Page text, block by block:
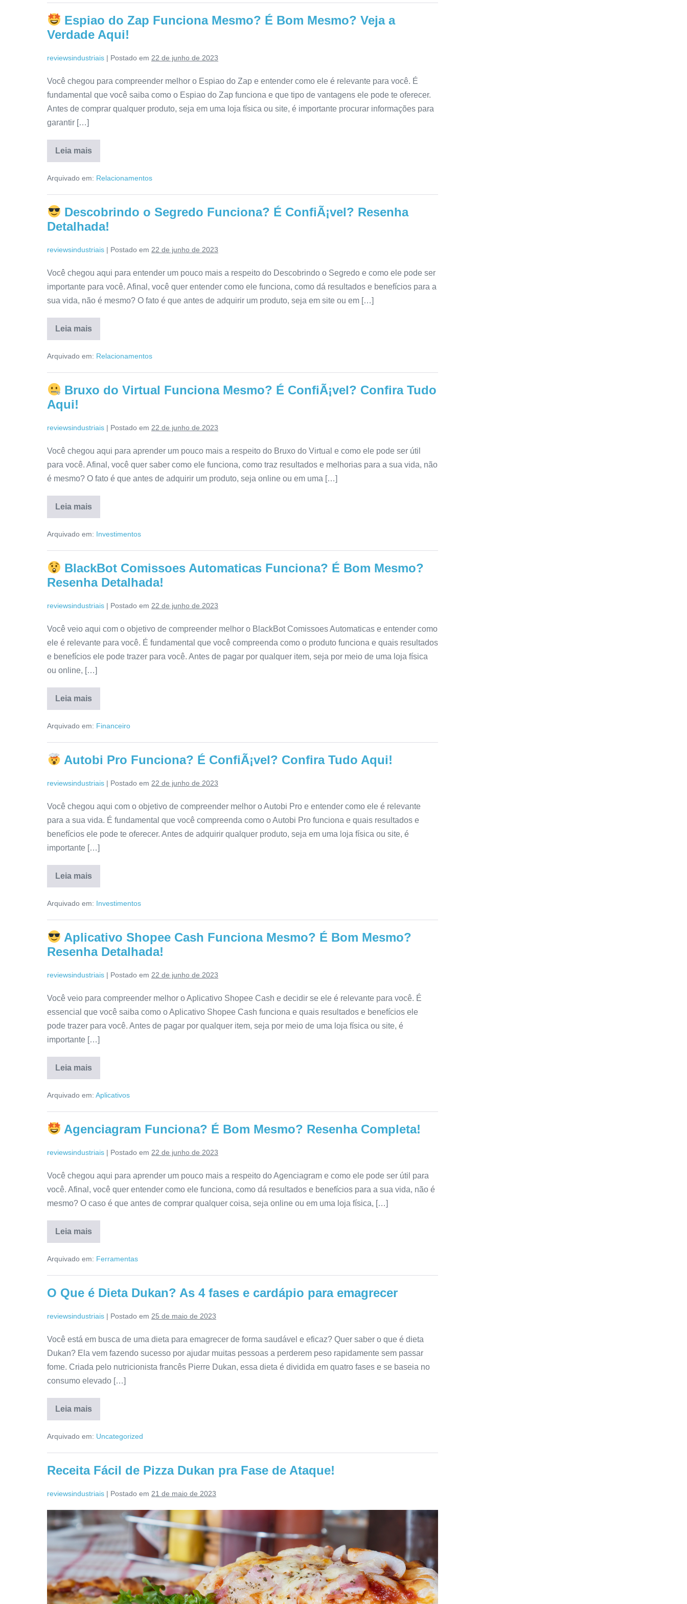
Mesmo?
a
Verdade
Aqui!
Espiao do Zap Funciona Mesmo? É Bom Mesmo? Veja a
Verdade Aqui!
reviewsindustriais | Postado em 22 de junho de 2023
Você chegou para compreender melhor o Espiao do Zap e entender como ele é relevante para você. É
fundamental que você saiba como o Espiao do Zap funciona e que tipo de vantagens ele pode te oferecer.
Antes de comprar qualquer produto, seja em uma loja física ou site, é importante procurar informações para
garantir […]
Leia mais
Espiao
Zap
Mesmo?
Bom
Mesmo?
Veja
Aqui!
Arquivado em: Relacionamentos
Descobrindo o Segredo Funciona? É ConfiÃ¡vel? Resenha
Detalhada!
reviewsindustriais | Postado em 22 de junho de 2023
Você chegou aqui para entender um pouco mais a respeito do Descobrindo o Segredo e como ele pode ser
importante para você. Afinal, você quer entender como ele funciona, como dá resultados e benefícios para a
sua vida, não é mesmo? O fato é que antes de adquirir um produto, seja em site ou em […]
Leia mais
Descobrindo
Segredo
É
Resenha
Detalhada!
Arquivado em: Relacionamentos
Bruxo do Virtual Funciona Mesmo? É ConfiÃ¡vel? Confira Tudo
Aqui!
reviewsindustriais | Postado em 22 de junho de 2023
Você chegou aqui para aprender um pouco mais a respeito do Bruxo do Virtual e como ele pode ser útil
para você. Afinal, você quer saber como ele funciona, como traz resultados e melhorias para a sua vida, não
é mesmo? O fato é que antes de adquirir um produto, seja online ou em uma […]
Leia mais
Bruxo
Virtual
Mesmo?
ConfiÃ¡vel?
Confira
Tudo
Arquivado em: Investimentos
BlackBot Comissoes Automaticas Funciona? É Bom Mesmo?
Resenha Detalhada!
reviewsindustriais | Postado em 22 de junho de 2023
Você veio aqui com o objetivo de compreender melhor o BlackBot Comissoes Automaticas e entender como
ele é relevante para você. É fundamental que você compreenda como o produto funciona e quais resultados
e benefícios ele pode trazer para você. Antes de pagar por qualquer item, seja por meio de uma loja física
ou online, […]
Leia mais
BlackBot
Automaticas
É
Mesmo?
Arquivado em: Financeiro
Autobi Pro Funciona? É ConfiÃ¡vel? Confira Tudo Aqui!
reviewsindustriais | Postado em 22 de junho de 2023
Você chegou aqui com o objetivo de compreender melhor o Autobi Pro e entender como ele é relevante
para a sua vida. É fundamental que você compreenda como o Autobi Pro funciona e quais resultados e
benefícios ele pode te oferecer. Antes de adquirir qualquer produto, seja em uma loja física ou site, é
importante […]
Leia mais
Autobi
Funciona?
ConfiÃ¡vel?
Tudo
Aqui!
Arquivado em: Investimentos
Aplicativo Shopee Cash Funciona Mesmo? É Bom Mesmo?
Resenha Detalhada!
reviewsindustriais | Postado em 22 de junho de 2023
Você veio para compreender melhor o Aplicativo Shopee Cash e decidir se ele é relevante para você. É
essencial que você saiba como o Aplicativo Shopee Cash funciona e quais resultados e benefícios ele
pode trazer para você. Antes de pagar por qualquer item, seja por meio de uma loja física ou site, é
importante […]
Leia mais
Aplicativo
Cash
Mesmo?
Bom
Mesmo?
Detalhada!
Arquivado em: Aplicativos
Agenciagram Funciona? É Bom Mesmo? Resenha Completa!
reviewsindustriais | Postado em 22 de junho de 2023
Você chegou aqui para aprender um pouco mais a respeito do Agenciagram e como ele pode ser útil para
você. Afinal, você quer entender como ele funciona, como dá resultados e benefícios para a sua vida, não é
mesmo? O caso é que antes de comprar qualquer coisa, seja online ou em uma loja física, […]
Leia mais
Agenciagram
É
Mesmo?
Completa!
Arquivado em: Ferramentas
O Que é Dieta Dukan? As 4 fases e cardápio para emagrecer
reviewsindustriais | Postado em 25 de maio de 2023
Você está em busca de uma dieta para emagrecer de forma saudável e eficaz? Quer saber o que é dieta
Dukan? Ela vem fazendo sucesso por ajudar muitas pessoas a perderem peso rapidamente sem passar
fome. Criada pelo nutricionista francês Pierre Dukan, essa dieta é dividida em quatro fases e se baseia no
consumo elevado […]
Leia mais
O
Que
Dieta
As
fases
para
Arquivado em: Uncategorized
Receita Fácil de Pizza Dukan pra Fase de Ataque!
reviewsindustriais | Postado em 21 de maio de 2023
Receita
Fácil
Dukan
pra
Fase